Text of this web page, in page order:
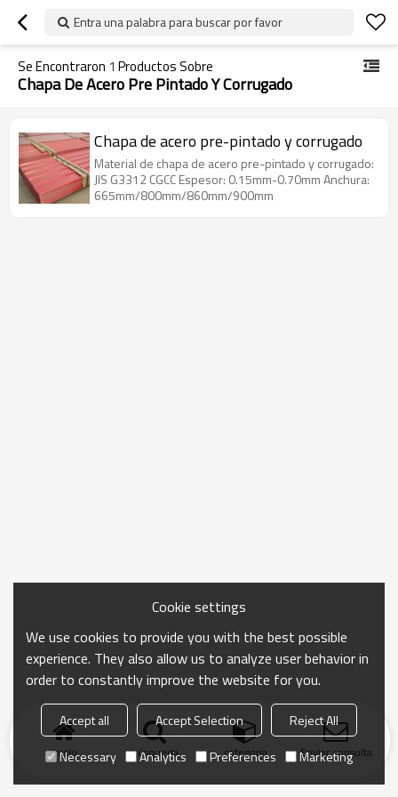
Entra una palabra para buscar por favor
Se Encontraron 1 Productos Sobre
Chapa De Acero Pre Pintado Y Corrugado
Chapa de acero pre-pintado y corrugado
Material de chapa de acero pre-pintado y corrugado:
JIS G3312 CGCC Espesor: 0.15mm-0.70mm Anchura:
665mm/800mm/860mm/900mm
Inicio búsqueda categoría Enviar consulta
Cookie settings
We use cookies to provide you with the best possible
experience. They also allow us to analyze user behavior in
order to constantly improve the website for you.
Accept all Accept Selection
Reject All
Necessary
Analytics Preferences Marketing